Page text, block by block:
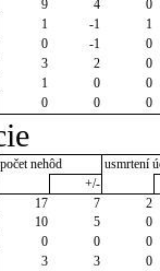
9 4
0
1 -1
1
0 -1
0
3 2
0
1 0
0
0 0 0
počet nehôd
usmrtení
+/-
17 7
2
10 5
0
0 0
0
3 3
0